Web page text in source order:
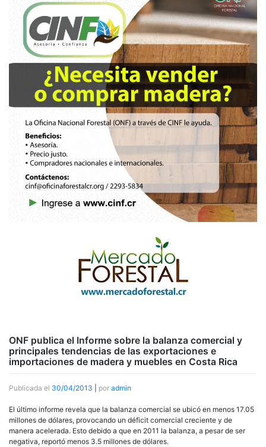
ONF publica el Informe sobre la balanza comercial y
principales tendencias de las exportaciones e
importaciones de madera y muebles en Costa Rica
Publicada el 30/04/2013 por admin
El último informe revela que la balanza comercial se ubicó en menos 17.05
millones de dólares, provocando un déficit comercial creciente y de
manera acelerada. Esto debido a que en 2011 la balanza, a pesar de ser
negativa, reportó menos 3.5 millones de dólares.